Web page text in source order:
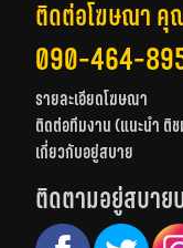
ติดต่อโฆษณา คุ
090-464-
รายละเอียดโฆษณา
ติดต่อทีมงาน (แนะนำ ติ
เกี่ยวกับอยู่สบาย
ติดตามอยู่สบาย